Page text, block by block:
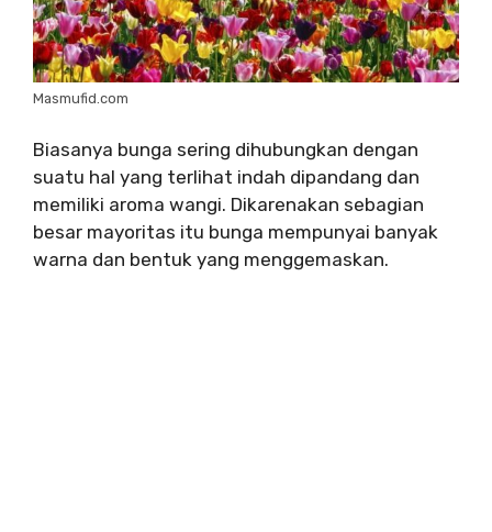
Masmufid.com
Biasanya bunga sering dihubungkan dengan
suatu hal yang terlihat indah dipandang dan
memiliki aroma wangi. Dikarenakan sebagian
besar mayoritas itu bunga mempunyai banyak
warna dan bentuk yang menggemaskan.